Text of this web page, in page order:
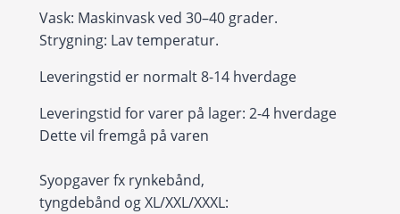
Vask: Maskinvask ved 30–40 grader.
Strygning: Lav temperatur.
Leveringstid er normalt 8-14 hverdage
Leveringstid for varer på lager: 2-4 hverdage
Dette vil fremgå på varen
Syopgaver fx rynkebånd,
tyngdebånd og XL/XXL/XXXL: